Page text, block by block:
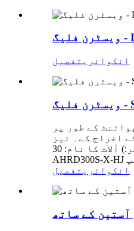
انکوائری تفصیل
کے طور پر
بغیر کاربن کے اخراج کے۔ تیز
گرمی کے لیے کافی برقی معاون حرارت۔ پیرامیٹرز (اصل ہیٹر پاور آپ کی ضروریات پر مبنی ہے، مثال کے طور پر:) آلات کا نام: 30P ایئر انرجی ڈرائر ماڈل:
انکوائری تفصیل